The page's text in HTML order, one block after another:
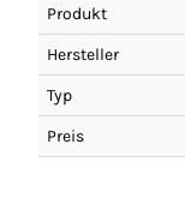
Produkt
Hersteller
Typ
Preis